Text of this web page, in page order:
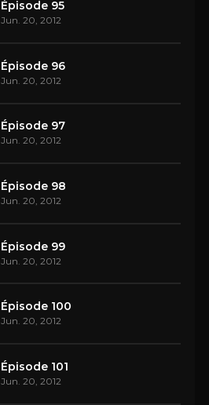
Épisode 95
Jun. 20, 2012
Épisode 96
Jun. 20, 2012
Épisode 97
Jun. 20, 2012
Épisode 98
Jun. 20, 2012
Épisode 99
Jun. 20, 2012
Épisode 100
Jun. 20, 2012
Épisode 101
Jun. 20, 2012